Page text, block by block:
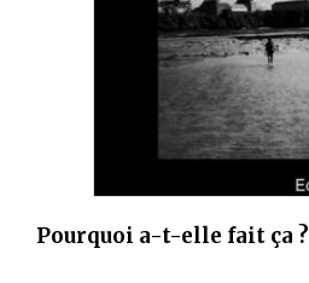
Pourquoi a-t-elle fait ça ?